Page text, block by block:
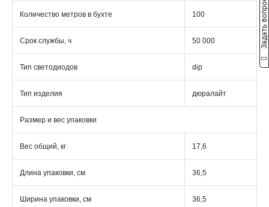
Количество метров в бухте 100
Срок службы, ч 50 000
Тип светодиодов dip
Тип изделия дюралайт
Размер и вес упаковки
Вес общий, кг 17,6
Длина упаковки, см 36,5
Ширина упаковки, см 36,5
Задать вопрос